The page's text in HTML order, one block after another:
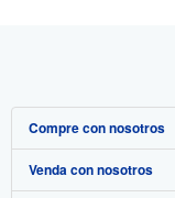
Compre con nosotros
Búsqueda avanzada
Venda con nosotros